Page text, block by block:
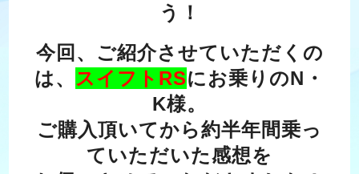
う！
今回、ご紹介させていただくの
は、 スイフトRSにお乗りのN・
K様。
ご購入頂いてから約半年間乗っ
ていただいた感想を